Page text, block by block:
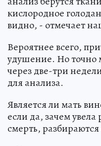
кислородное
видно, - отмечает
Вероятнее всего,
удушение. Но точно
через две-три
для анализа.
Является ли мать
если да, зачем
смерть,